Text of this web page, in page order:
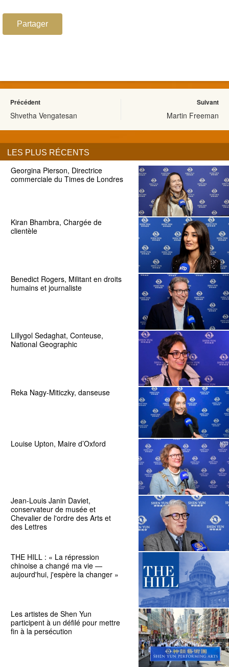
Partager
Précédent
Shvetha Vengatesan
Suivant
Martin Freeman
LES PLUS RÉCENTS
Georgina Pierson, Directrice
commerciale du Times de Londres
Kiran Bhambra, Chargée de
clientèle
Benedict Rogers, Militant en droits
humains et journaliste
Lillygol Sedaghat, Conteuse,
National Geographic
Reka Nagy-Miticzky, danseuse
Louise Upton, Maire d’Oxford
Jean-Louis Janin Daviet,
conservateur de musée et
Chevalier de l'ordre des Arts et
des Lettres
THE HILL : « La répression
chinoise a changé ma vie —
aujourd'hui, j'espère la changer »
Les artistes de Shen Yun
participent à un défilé pour mettre
fin à la persécution